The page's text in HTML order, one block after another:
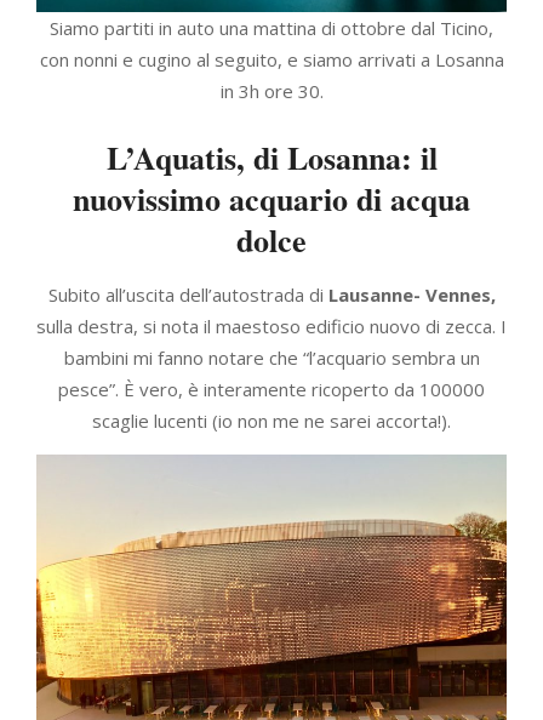
Siamo partiti in auto una mattina di ottobre dal Ticino,
con nonni e cugino al seguito, e siamo arrivati a Losanna
in 3h ore 30.
L’Aquatis, di Losanna: il
nuovissimo acquario di acqua
dolce
Subito all’uscita dell’autostrada di Lausanne- Vennes,
sulla destra, si nota il maestoso edificio nuovo di zecca. I
bambini mi fanno notare che “l’acquario sembra un
pesce”. È vero, è interamente ricoperto da 100000
scaglie lucenti (io non me ne sarei accorta!).